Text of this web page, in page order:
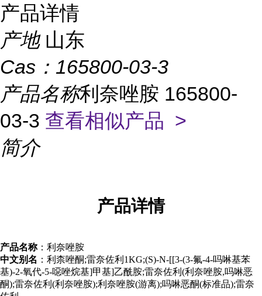
产品详情
产地 山东
Cas： 165800-03-3
产品名称利奈唑胺 165800-
03-3 查看相似产品 >
简介
产品详情
产品名称：利奈唑胺
中文别名 ：利柰唑酮;雷奈佐利1KG;(S)-N-[[3-(3-氟-4-吗啉基苯
基)-2-氧代-5-噁唑烷基]甲基]乙酰胺;雷奈佐利(利奈唑胺,吗啉恶
酮);雷奈佐利(利奈唑胺);利奈唑胺(游离);吗啉恶酮(标准品);雷奈